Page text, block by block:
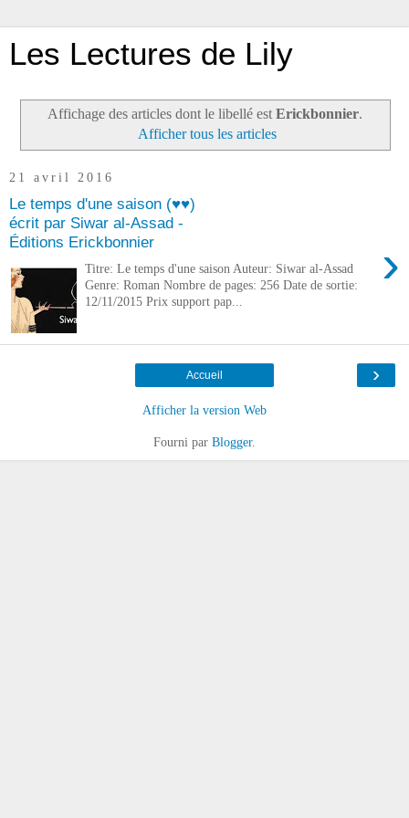
Les Lectures de Lily
Affichage des articles dont le libellé est Erickbonnier.
Afficher tous les articles
21 avril 2016
Le temps d'une saison (♥♥)
écrit par Siwar al-Assad -
Éditions Erickbonnier
›
Titre: Le temps d'une saison Auteur: Siwar al-Assad
Genre: Roman Nombre de pages: 256 Date de sortie:
12/11/2015 Prix support pap...
›
Accueil
Afficher la version Web
Fourni par Blogger.